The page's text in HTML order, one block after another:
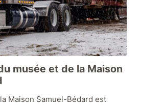
musée et de la Maison
Maison Samuel-Bédard est